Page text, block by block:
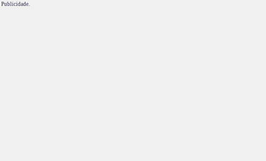
Publicidade.